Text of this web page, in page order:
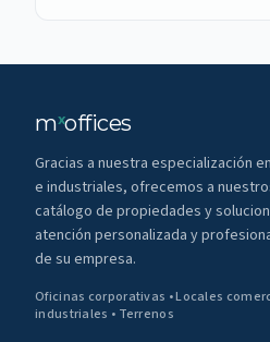
mxoffices
Gracias a nuestra especialización
e industriales, ofrecemos a
catálogo de propiedades y
atención personalizada y
de su empresa.
Oficinas corporativas • Locales
industriales • Terrenos